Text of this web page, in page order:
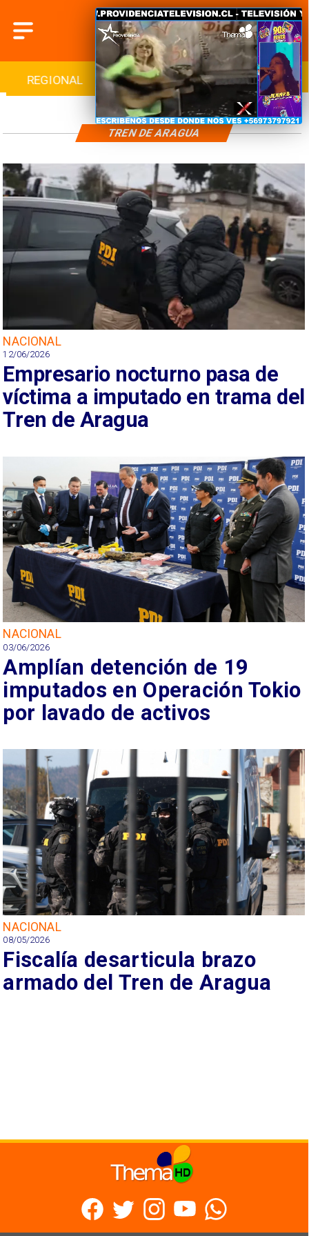
REGIONAL INTERNACIONAL DEPORTES
NACIONAL
12/06/2026
Empresario nocturno pasa de
víctima a imputado en trama del
Tren de Aragua
NACIONAL
03/06/2026
Amplían detención de 19
imputados en Operación Tokio
por lavado de activos
NACIONAL
08/05/2026
Fiscalía desarticula brazo
armado del Tren de Aragua
TREN DE ARAGUA